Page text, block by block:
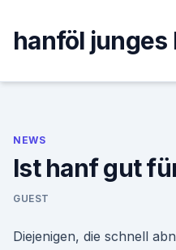
content
hanföl junges
NEWS
Ist hanf gut
GUEST
Diejenigen, die schnell